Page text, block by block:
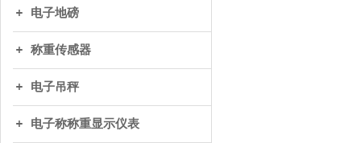
电子地磅
称重传感器
电子吊秤
电子称称重显示仪表